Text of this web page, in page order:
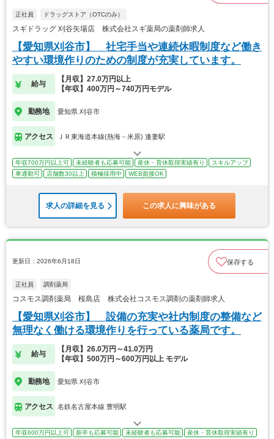
正社員 ドラッグストア（OTCのみ）
スギドラッグ 刈谷矢場店 株式会社スギ薬局の薬剤師求人
【愛知県刈谷市】 社宅手当や連続休暇制度など働き
やすい環境作りのための制度が充実しています。
給与
【月収】27.0万円以上
【年収】400万円～740万円モデル
勤務地 愛知県 刈谷市
アクセス ＪＲ東海道本線(熱海－米原) 逢妻駅
年収700万円以上可 未経験者も応募可能 産休・育休取得実績有り
スキルアップ
車通勤可
店舗数30以上 積極採用中 WEB面接OK
求人の詳細を見る この求人に興味がある
更新日：2026年6月18日 保存する
正社員 調剤薬局
コスモス調剤薬局 桜島店 株式会社コスモス調剤の薬剤師求人
【愛知県刈谷市】 設備の充実や社内制度の整備など
無理なく働ける環境作りを行っている薬局です。
給与
【月収】26.0万円～41.0万円
【年収】500万円～600万円以上 モデル
勤務地 愛知県 刈谷市
アクセス 名鉄名古屋本線 豊明駅
年収600万円以上可 新卒も応募可能 未経験者も応募可能
産休・育休取得実績有り